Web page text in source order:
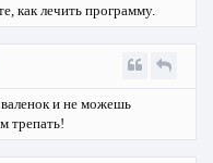
как лечить программу.
валенок и не можешь
трепать!